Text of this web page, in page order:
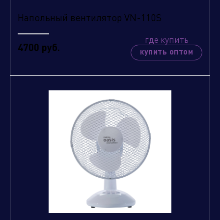
Напольный вентилятор VN-110S
4700 руб.
где купить
купить оптом